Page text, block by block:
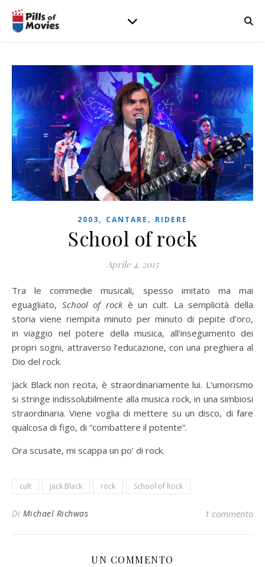
2003, CANTARE , RIDERE
School of rock
Aprile 4, 2015
Tra le commedie musicali, spesso imitato ma mai
eguagliato, School of rockè un cult. La semplicità della
storia viene riempita minuto per minuto di pepite d’oro,
in viaggio nel potere della musica, all’inseguimento dei
propri sogni, attraverso l’educazione, con una preghiera al
Dio del rock.
Jack Black non recita, è straordinariamente lui. L’umorismo
si stringe indissolubilmente alla musica rock, in una simbiosi
straordinaria. Viene voglia di mettere su un disco, di fare
qualcosa di figo, di “combattere il potente”.
Ora scusate, mi scappa un po’ di rock.
cult jack Black rock School of Rock
Di Michael Richwas 1 commento
UN COMMENTO